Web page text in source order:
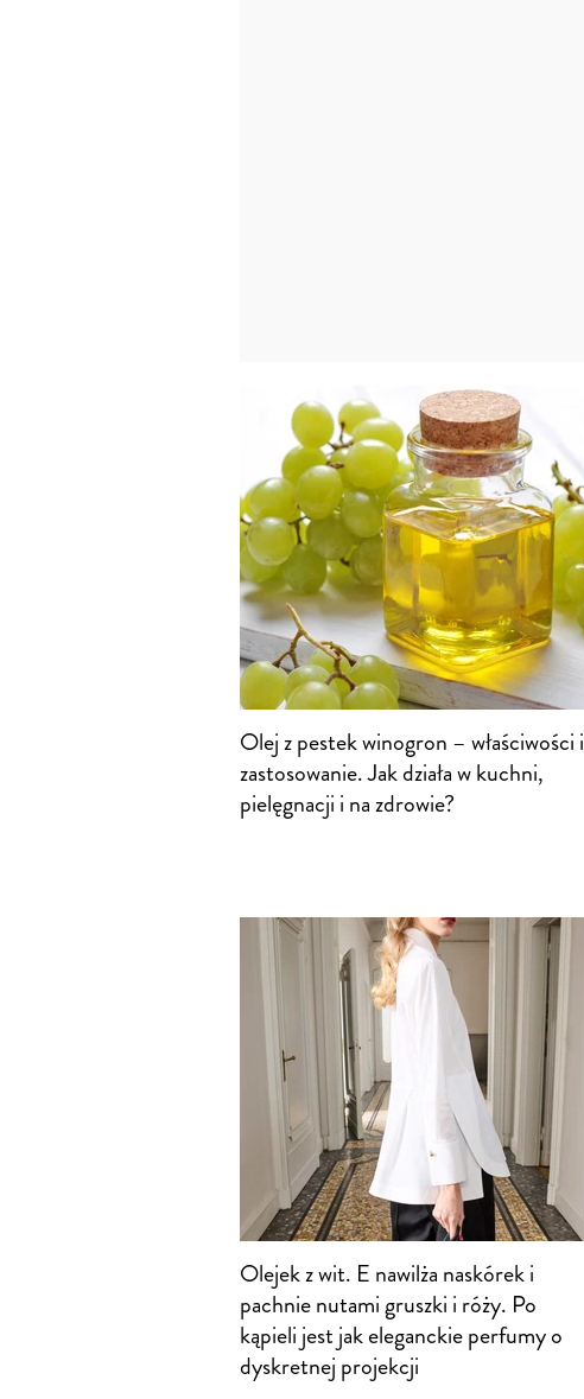
Olej z pestek winogron – właściwości i
zastosowanie. Jak działa w kuchni,
pielęgnacji i na zdrowie?
Olejek z wit. E nawilża naskórek i
pachnie nutami gruszki i róży. Po
kąpieli jest jak eleganckie perfumy o
dyskretnej projekcji